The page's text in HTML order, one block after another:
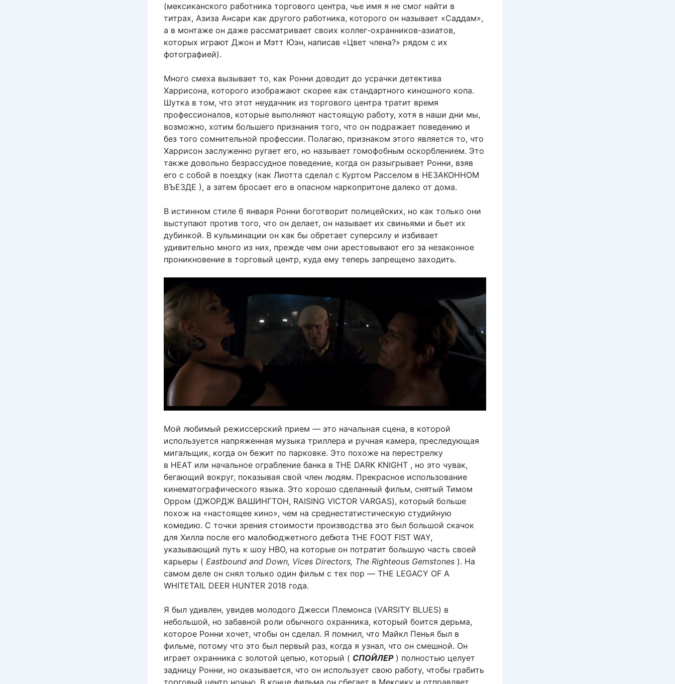
(мексиканского работника торгового центра, чье имя я не смог найти в
титрах, Азиза Ансари как другого работника, которого он называет «Саддам»,
а в монтаже он даже рассматривает своих коллег-охранников-азиатов,
которых играют Джон и Мэтт Юэн, написав «Цвет члена?» рядом с их
фотографией).
Много смеха вызывает то, как Ронни доводит до усрачки детектива
Харрисона, которого изображают скорее как стандартного киношного копа.
Шутка в том, что этот неудачник из торгового центра тратит время
профессионалов, которые выполняют настоящую работу, хотя в наши дни мы,
возможно, хотим большего признания того, что он подражает поведению и
без того сомнительной профессии. Полагаю, признаком этого является то, что
Харрисон заслуженно ругает его, но называет гомофобным оскорблением. Это
также довольно безрассудное поведение, когда он разыгрывает Ронни, взяв
его с собой в поездку (как Лиотта сделал с Куртом Расселом в НЕЗАКОННОМ
ВЪЕЗДЕ ), а затем бросает его в опасном наркопритоне далеко от дома.
В истинном стиле 6 января Ронни боготворит полицейских, но как только они
выступают против того, что он делает, он называет их свиньями и бьет их
дубинкой. В кульминации он как бы обретает суперсилу и избивает
удивительно много из них, прежде чем они арестовывают его за незаконное
проникновение в торговый центр, куда ему теперь запрещено заходить.
Мой любимый режиссерский прием — это начальная сцена, в которой
используется напряженная музыка триллера и ручная камера, преследующая
мигальщик, когда он бежит по парковке. Это похоже на перестрелку
в HEAT или начальное ограбление банка в THE DARK KNIGHT , но это чувак,
бегающий вокруг, показывая свой член людям. Прекрасное использование
кинематографического языка. Это хорошо сделанный фильм, снятый Тимом
Орром (ДЖОРДЖ ВАШИНГТОН, RAISING VICTOR VARGAS), который больше
похож на «настоящее кино», чем на среднестатистическую студийную
комедию. С точки зрения стоимости производства это был большой скачок
для Хилла после его малобюджетного дебюта THE FOOT FIST WAY,
указывающий путь к шоу HBO, на которые он потратит большую часть своей
карьеры ( Eastbound and Down, Vices Directors, The Righteous Gemstones ). На
самом деле он снял только один фильм с тех пор — THE LEGACY OF A
WHITETAIL DEER HUNTER 2018 года.
Я был удивлен, увидев молодого Джесси Племонса (VARSITY BLUES) в
небольшой, но забавной роли обычного охранника, который боится дерьма,
которое Ронни хочет, чтобы он сделал. Я помнил, что Майкл Пенья был в
фильме, потому что это был первый раз, когда я узнал, что он смешной. Он
играет охранника с золотой цепью, который ( СПОЙЛЕР) полностью целует
задницу Ронни, но оказывается, что он использует свою работу, чтобы грабить